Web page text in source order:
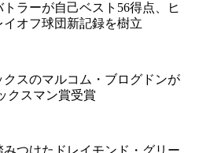
トラーが自己ベスト56得点、ヒ
イオフ球団新記録を樹立
クスのマルコム・ブログドンが
クスマン賞受賞